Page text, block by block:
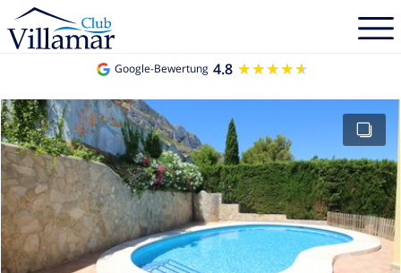
Google-Bewertung 4.8 ★★★★★
★★★★★